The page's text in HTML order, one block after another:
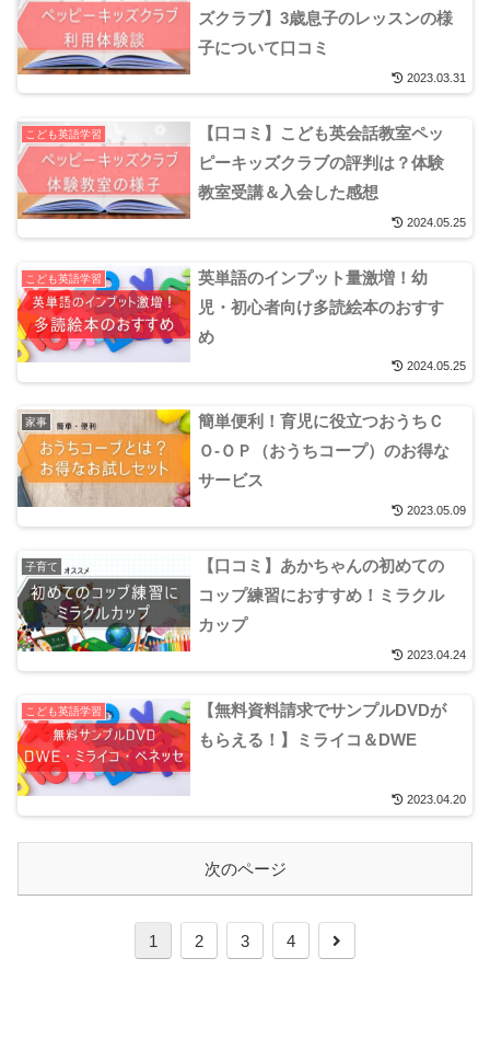
ズクラブ】3歳息子のレッスンの様
子について口コミ
2023.03.31
こども英語学習
【口コミ】こども英会話教室ペッ
ピーキッズクラブの評判は？体験
教室受講＆入会した感想
2024.05.25
こども英語学習
英単語のインプット量激増！幼
児・初心者向け多読絵本のおすす
め
2024.05.25
家事
簡単便利！育児に役立つおうちＣ
Ｏ-ＯＰ（おうちコープ）のお得な
サービス
2023.05.09
子育て
【口コミ】あかちゃんの初めての
コップ練習におすすめ！ミラクル
カップ
2023.04.24
こども英語学習
【無料資料請求でサンプルDVDが
もらえる！】ミライコ＆DWE
2023.04.20
次のページ
1 2 3 4